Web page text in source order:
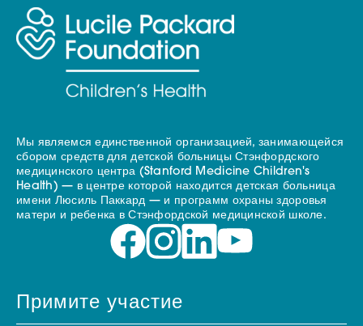
Мы являемся единственной организацией, занимающейся
сбором средств для детской больницы Стэнфордского
медицинского центра (Stanford Medicine Children's
Health) — в центре которой находится детская больница
имени Люсиль Паккард — и программ охраны здоровья
матери и ребенка в Стэнфордской медицинской школе.
Примите участие